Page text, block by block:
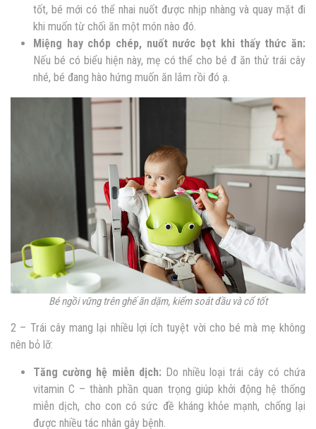
tốt, bé mới có thể nhai nuốt được nhịp nhàng và quay mặt đi
khi muốn từ chối ăn một món nào đó.
Miệng hay chóp chép, nuốt nước bọt khi thấy thức ăn:
Nếu bé có biểu hiện này, mẹ có thể cho bé đ ăn thử trái cây
nhé, bé đang hào hứng muốn ăn lắm rồi đó ạ.
Bé ngồi vững trên ghế ăn dặm, kiểm soát đầu và cổ tốt
2 – Trái cây mang lại nhiều lợi ích tuyệt vời cho bé mà mẹ không
nên bỏ lỡ:
Tăng cường hệ miễn dịch: Do nhiều loại trái cây có chứa
vitamin C – thành phần quan trọng giúp khởi động hệ thống
miễn dịch, cho con có sức đề kháng khỏe mạnh, chống lại
được nhiều tác nhân gây bệnh.